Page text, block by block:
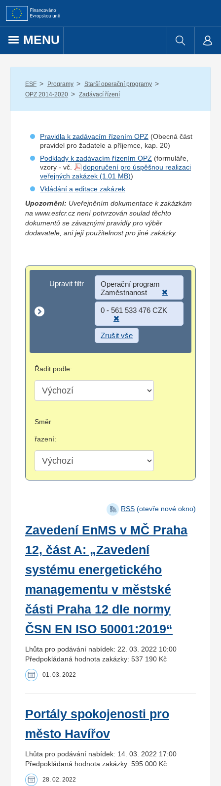
Přejít k obsahu
MENU
ESF / Programy / Starší operační programy /
OPZ 2014-2020 / Zadávací řízení
Pravidla k zadávacím řízením OPZ (Obecná část
pravidel pro žadatele a příjemce , kap. 20)
Podklady k zadávacím řízením OPZ (formuláře,
vzory - vč.
doporučení pro úspěšnou realizaci
veřejných zakázek
)
Vkládání a editace zakázek
Upozornění: Uveřejněním dokumentace k zakázkám
na www.esfcr.cz není potvrzován soulad těchto
dokumentů se závaznými pravidly pro výběr
dodavatele, ani její použitelnost pro jiné zakázky.
Upravit filtr
Upravit filtr
Operační program
Zaměstnanost
0 - 561 533 476 CZK
Zrušit vše
Řadit podle:
Směr
řazení:
RSS (otevře nové okno)
Zavedení EnMS v MČ Praha
12, část A: „Zavedení
systému energetického
managementu v městské
části Praha 12 dle normy
ČSN EN ISO 50001:2019“
Lhůta pro podávání nabídek: 22. 03. 2022 10:00
Předpokládaná hodnota zakázky: 537 190 Kč
01. 03. 2022
Portály spokojenosti pro
město Havířov
Lhůta pro podávání nabídek: 14. 03. 2022 17:00
Předpokládaná hodnota zakázky: 595 000 Kč
28. 02. 2022